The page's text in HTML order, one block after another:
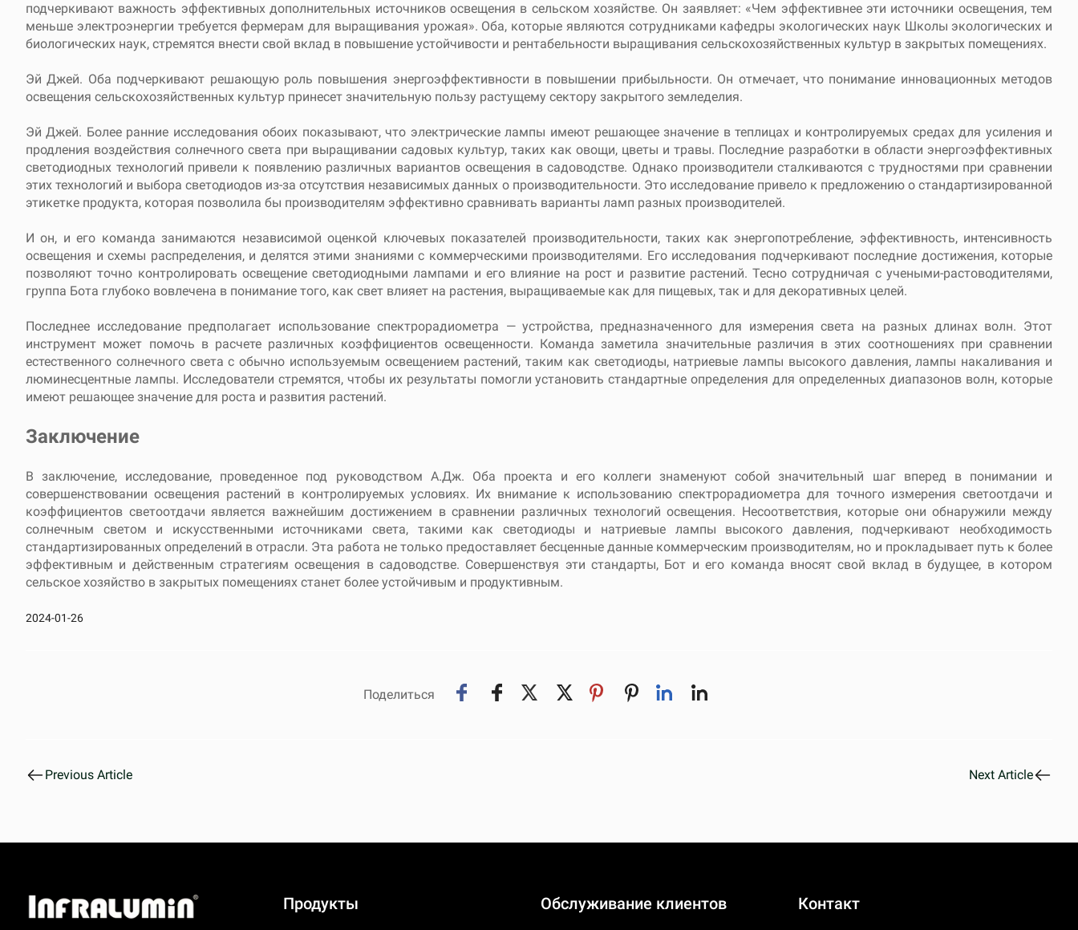
подчеркивают важность эффективных дополнительных источников освещения в сельском хозяйстве. Он заявляет: «Чем эффективнее эти источники освещения, тем
меньше электроэнергии требуется фермерам для выращивания урожая». Оба, которые являются сотрудниками кафедры экологических наук Школы экологических и
биологических наук, стремятся внести свой вклад в повышение устойчивости и рентабельности выращивания сельскохозяйственных культур в закрытых помещениях.
Эй Джей. Оба подчеркивают решающую роль повышения энергоэффективности в повышении прибыльности. Он отмечает, что понимание инновационных методов
освещения сельскохозяйственных культур принесет значительную пользу растущему сектору закрытого земледелия.
Эй Джей. Более ранние исследования обоих показывают, что электрические лампы имеют решающее значение в теплицах и контролируемых средах для усиления и
продления воздействия солнечного света при выращивании садовых культур, таких как овощи, цветы и травы. Последние разработки в области энергоэффективных
светодиодных технологий привели к появлению различных вариантов освещения в садоводстве. Однако производители сталкиваются с трудностями при сравнении
этих технологий и выбора светодиодов из-за отсутствия независимых данных о производительности. Это исследование привело к предложению о стандартизированной
этикетке продукта, которая позволила бы производителям эффективно сравнивать варианты ламп разных производителей.
И он, и его команда занимаются независимой оценкой ключевых показателей производительности, таких как энергопотребление, эффективность, интенсивность
освещения и схемы распределения, и делятся этими знаниями с коммерческими производителями. Его исследования подчеркивают последние достижения, которые
позволяют точно контролировать освещение светодиодными лампами и его влияние на рост и развитие растений. Тесно сотрудничая с учеными-растоводителями,
группа Бота глубоко вовлечена в понимание того, как свет влияет на растения, выращиваемые как для пищевых, так и для декоративных целей.
Последнее исследование предполагает использование спектрорадиометра — устройства, предназначенного для измерения света на разных длинах волн. Этот
инструмент может помочь в расчете различных коэффициентов освещенности. Команда заметила значительные различия в этих соотношениях при сравнении
естественного солнечного света с обычно используемым освещением растений, таким как светодиоды, натриевые лампы высокого давления, лампы накаливания и
люминесцентные лампы. Исследователи стремятся, чтобы их результаты помогли установить стандартные определения для определенных диапазонов волн, которые
имеют решающее значение для роста и развития растений.
Заключение
В заключение, исследование, проведенное под руководством А.Дж. Оба проекта и его коллеги знаменуют собой значительный шаг вперед в понимании и
совершенствовании освещения растений в контролируемых условиях. Их внимание к использованию спектрорадиометра для точного измерения светоотдачи и
коэффициентов светоотдачи является важнейшим достижением в сравнении различных технологий освещения. Несоответствия, которые они обнаружили между
солнечным светом и искусственными источниками света, такими как светодиоды и натриевые лампы высокого давления, подчеркивают необходимость
стандартизированных определений в отрасли. Эта работа не только предоставляет бесценные данные коммерческим производителям, но и прокладывает путь к более
эффективным и действенным стратегиям освещения в садоводстве. Совершенствуя эти стандарты, Бот и его команда вносят свой вклад в будущее, в котором
сельское хозяйство в закрытых помещениях станет более устойчивым и продуктивным.
2024-01-26
Поделиться
Previous Article Next Article
Продукты Обслуживание клиентов Контакт